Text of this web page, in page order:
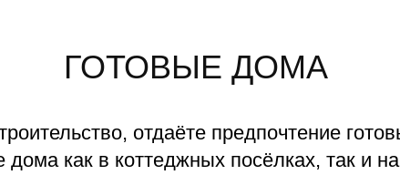
ГОТОВЫЕ ДОМА
отдаёте предпочтение
как в коттеджных посёлках, так и